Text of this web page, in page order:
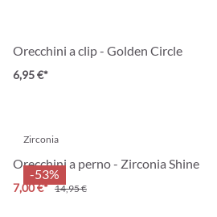
Orecchini a clip - Golden Circle
6,95 €*
-53%
Zirconia
Orecchini a perno - Zirconia Shine
7,00 €* 14,95 €